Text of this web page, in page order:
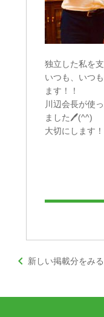
独立した私を支
いつも、いつ
ます！！
川辺会長が使
ました🖊(^^)
大切にします！
keyboard_arrow_left新しい掲載分をみる